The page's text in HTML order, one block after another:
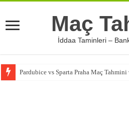
Maç
İddaa Taminleri –
Pardubice vs Sparta Praha Maç